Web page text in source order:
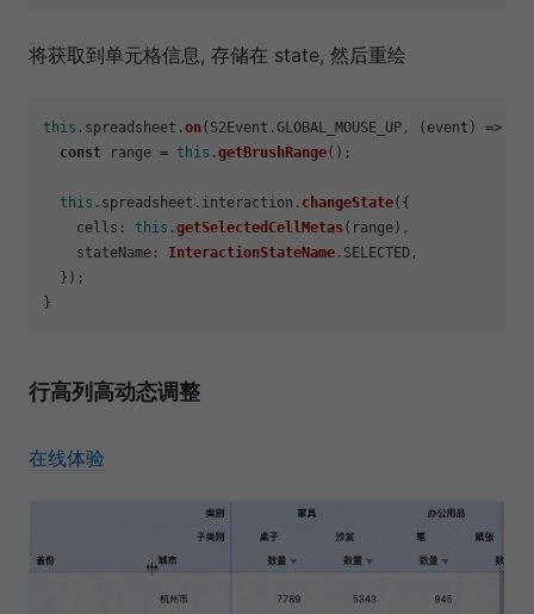
将获取到单元格信息, 存储在 state, 然后重绘
this . spreadsheet .on(S2Event.GLOBAL_MOUSE_UP , ( event ) =>
const range = this .getBrushRange();
this . spreadsheet . interaction . changeState({
cells : this .getSelectedCellMetas (range),
stateName : InteractionStateName . SELECTED ,
  });
行高列高动态调整
在线体验